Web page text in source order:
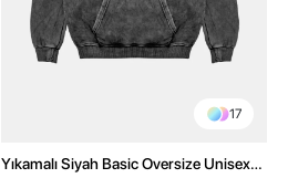
17
Yıkamalı Siyah Basic Oversize Unisex